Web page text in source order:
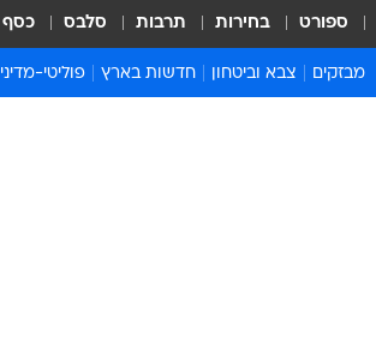
ספורט בחירות תרבות סלבס כסף
מבזקים צבא וביטחון חדשות בארץ פוליטי-מדיני